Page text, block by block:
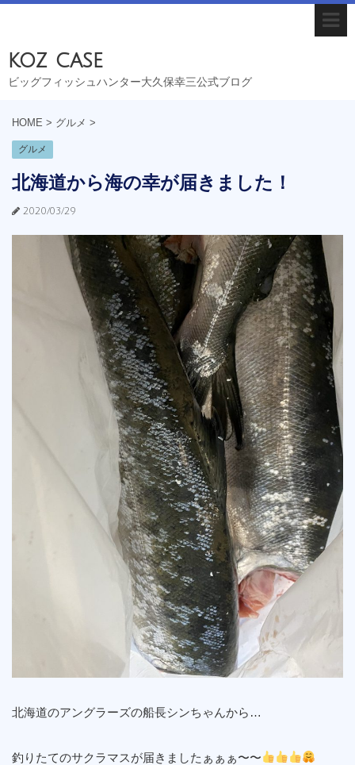
koz case
ビッグフィッシュハンター大久保幸三公式ブログ
HOME > グルメ >
グルメ
北海道から海の幸が届きました！
2020/03/29
北海道のアングラーズの船長シンちゃんから…
釣りたてのサクラマスが届きましたぁぁぁ〜〜